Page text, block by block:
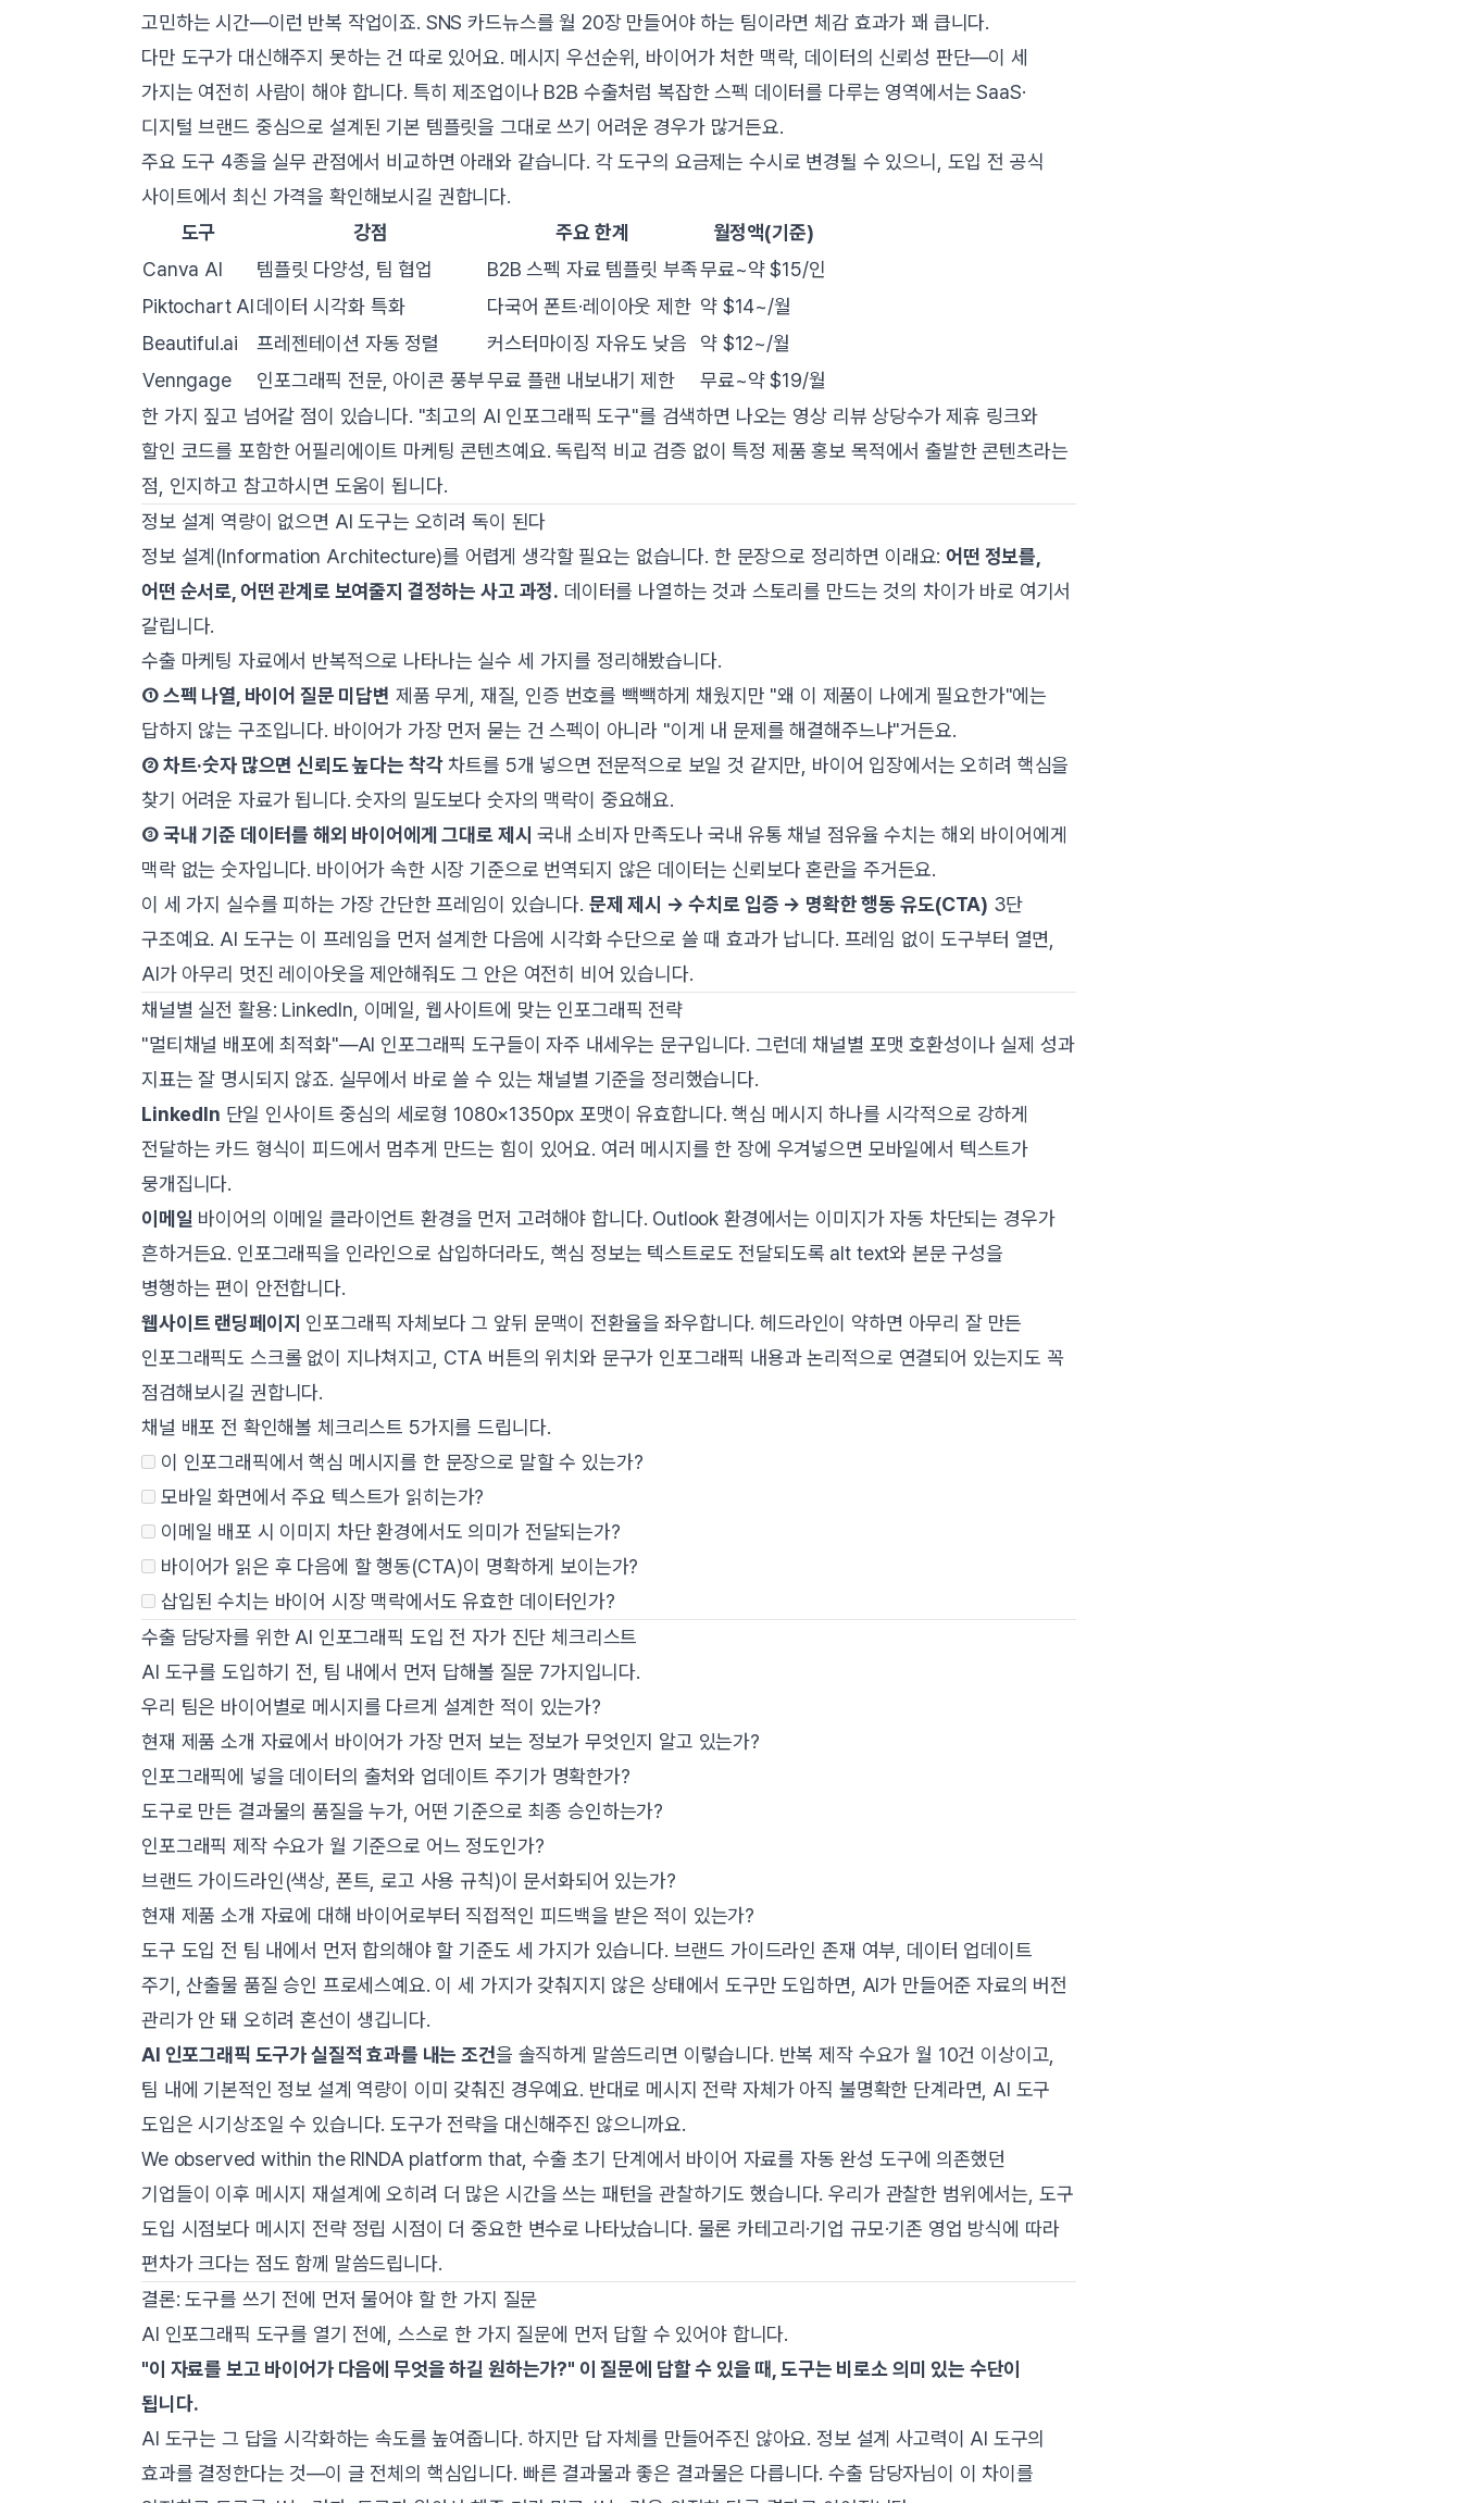
고민하는 시간—이런 반복 작업이죠. SNS 카드뉴스를 월 20장 만들어야 하는 팀이라면 체감 효과가 꽤 큽니다.
다만 도구가 대신해주지 못하는 건 따로 있어요. 메시지 우선순위, 바이어가 처한 맥락, 데이터의 신뢰성 판단—이 세
가지는 여전히 사람이 해야 합니다. 특히 제조업이나 B2B 수출처럼 복잡한 스펙 데이터를 다루는 영역에서는 SaaS·
디지털 브랜드 중심으로 설계된 기본 템플릿을 그대로 쓰기 어려운 경우가 많거든요.
주요 도구 4종을 실무 관점에서 비교하면 아래와 같습니다. 각 도구의 요금제는 수시로 변경될 수 있으니, 도입 전 공식
사이트에서 최신 가격을 확인해보시길 권합니다.
도구
강점 주요 한계
월정액(기준)
Canva AI
템플릿 다양성, 팀 협업 B2B 스펙 자료 템플릿 부족무료~약 $15/인
Piktochart AI데이터 시각화 특화 다국어 폰트·레이아웃 제한 약 $14~/월
Beautiful.ai
프레젠테이션 자동 정렬 커스터마이징 자유도 낮음
약 $12~/월
Venngage
인포그래픽 전문, 아이콘 풍부무료 플랜 내보내기 제한
무료~약 $19/월
한 가지 짚고 넘어갈 점이 있습니다. "최고의 AI 인포그래픽 도구"를 검색하면 나오는 영상 리뷰 상당수가 제휴 링크와
할인 코드를 포함한 어필리에이트 마케팅 콘텐츠예요. 독립적 비교 검증 없이 특정 제품 홍보 목적에서 출발한 콘텐츠라는
점, 인지하고 참고하시면 도움이 됩니다.
정보 설계 역량이 없으면 AI 도구는 오히려 독이 된다
정보 설계(Information Architecture)를 어렵게 생각할 필요는 없습니다. 한 문장으로 정리하면 이래요:어떤 정보를,
어떤 순서로, 어떤 관계로 보여줄지 결정하는 사고 과정. 데이터를 나열하는 것과 스토리를 만드는 것의 차이가 바로 여기서
갈립니다.
수출 마케팅 자료에서 반복적으로 나타나는 실수 세 가지를 정리해봤습니다.
① 스펙 나열, 바이어 질문 미답변 제품 무게, 재질, 인증 번호를 빽빽하게 채웠지만 "왜 이 제품이 나에게 필요한가"에는
답하지 않는 구조입니다. 바이어가 가장 먼저 묻는 건 스펙이 아니라 "이게 내 문제를 해결해주느냐"거든요.
② 차트·숫자 많으면 신뢰도 높다는 착각차트를 5개 넣으면 전문적으로 보일 것 같지만, 바이어 입장에서는 오히려 핵심을
찾기 어려운 자료가 됩니다. 숫자의 밀도보다 숫자의 맥락이 중요해요.
③ 국내 기준 데이터를 해외 바이어에게 그대로 제시 국내 소비자 만족도나 국내 유통 채널 점유율 수치는 해외 바이어에게
맥락 없는 숫자입니다. 바이어가 속한 시장 기준으로 번역되지 않은 데이터는 신뢰보다 혼란을 주거든요.
이 세 가지 실수를 피하는 가장 간단한 프레임이 있습니다. 문제 제시 → 수치로 입증 → 명확한 행동 유도(CTA) 3단
구조예요. AI 도구는 이 프레임을 먼저 설계한 다음에 시각화 수단으로 쓸 때 효과가 납니다. 프레임 없이 도구부터 열면,
AI가 아무리 멋진 레이아웃을 제안해줘도 그 안은 여전히 비어 있습니다.
채널별 실전 활용: LinkedIn, 이메일, 웹사이트에 맞는 인포그래픽 전략
"멀티채널 배포에 최적화"—AI 인포그래픽 도구들이 자주 내세우는 문구입니다. 그런데 채널별 포맷 호환성이나 실제 성과
지표는 잘 명시되지 않죠. 실무에서 바로 쓸 수 있는 채널별 기준을 정리했습니다.
LinkedIn 단일 인사이트 중심의 세로형 1080×1350px 포맷이 유효합니다. 핵심 메시지 하나를 시각적으로 강하게
전달하는 카드 형식이 피드에서 멈추게 만드는 힘이 있어요. 여러 메시지를 한 장에 우겨넣으면 모바일에서 텍스트가
뭉개집니다.
이메일 바이어의 이메일 클라이언트 환경을 먼저 고려해야 합니다. Outlook 환경에서는 이미지가 자동 차단되는 경우가
흔하거든요. 인포그래픽을 인라인으로 삽입하더라도, 핵심 정보는 텍스트로도 전달되도록 alt text와 본문 구성을
병행하는 편이 안전합니다.
웹사이트 랜딩페이지 인포그래픽 자체보다 그 앞뒤 문맥이 전환율을 좌우합니다. 헤드라인이 약하면 아무리 잘 만든
인포그래픽도 스크롤 없이 지나쳐지고, CTA 버튼의 위치와 문구가 인포그래픽 내용과 논리적으로 연결되어 있는지도 꼭
점검해보시길 권합니다.
채널 배포 전 확인해볼 체크리스트 5가지를 드립니다.
이 인포그래픽에서 핵심 메시지를 한 문장으로 말할 수 있는가?
모바일 화면에서 주요 텍스트가 읽히는가?
이메일 배포 시 이미지 차단 환경에서도 의미가 전달되는가?
바이어가 읽은 후 다음에 할 행동(CTA)이 명확하게 보이는가?
삽입된 수치는 바이어 시장 맥락에서도 유효한 데이터인가?
수출 담당자를 위한 AI 인포그래픽 도입 전 자가 진단 체크리스트
AI 도구를 도입하기 전, 팀 내에서 먼저 답해볼 질문 7가지입니다.
우리 팀은 바이어별로 메시지를 다르게 설계한 적이 있는가?
현재 제품 소개 자료에서 바이어가 가장 먼저 보는 정보가 무엇인지 알고 있는가?
인포그래픽에 넣을 데이터의 출처와 업데이트 주기가 명확한가?
도구로 만든 결과물의 품질을 누가, 어떤 기준으로 최종 승인하는가?
인포그래픽 제작 수요가 월 기준으로 어느 정도인가?
브랜드 가이드라인(색상, 폰트, 로고 사용 규칙)이 문서화되어 있는가?
현재 제품 소개 자료에 대해 바이어로부터 직접적인 피드백을 받은 적이 있는가?
도구 도입 전 팀 내에서 먼저 합의해야 할 기준도 세 가지가 있습니다. 브랜드 가이드라인 존재 여부, 데이터 업데이트
주기, 산출물 품질 승인 프로세스예요. 이 세 가지가 갖춰지지 않은 상태에서 도구만 도입하면, AI가 만들어준 자료의 버전
관리가 안 돼 오히려 혼선이 생깁니다.
AI 인포그래픽 도구가 실질적 효과를 내는 조건을 솔직하게 말씀드리면 이렇습니다. 반복 제작 수요가 월 10건 이상이고,
팀 내에 기본적인 정보 설계 역량이 이미 갖춰진 경우예요. 반대로 메시지 전략 자체가 아직 불명확한 단계라면, AI 도구
도입은 시기상조일 수 있습니다. 도구가 전략을 대신해주진 않으니까요.
We observed within the RINDA platform that, 수출 초기 단계에서 바이어 자료를 자동 완성 도구에 의존했던
기업들이 이후 메시지 재설계에 오히려 더 많은 시간을 쓰는 패턴을 관찰하기도 했습니다. 우리가 관찰한 범위에서는, 도구
도입 시점보다 메시지 전략 정립 시점이 더 중요한 변수로 나타났습니다. 물론 카테고리·기업 규모·기존 영업 방식에 따라
편차가 크다는 점도 함께 말씀드립니다.
결론: 도구를 쓰기 전에 먼저 물어야 할 한 가지 질문
AI 인포그래픽 도구를 열기 전에, 스스로 한 가지 질문에 먼저 답할 수 있어야 합니다.
"이 자료를 보고 바이어가 다음에 무엇을 하길 원하는가?" 이 질문에 답할 수 있을 때, 도구는 비로소 의미 있는 수단이
됩니다.
AI 도구는 그 답을 시각화하는 속도를 높여줍니다. 하지만 답 자체를 만들어주진 않아요. 정보 설계 사고력이 AI 도구의
효과를 결정한다는 것—이 글 전체의 핵심입니다. 빠른 결과물과 좋은 결과물은 다릅니다. 수출 담당자님이 이 차이를